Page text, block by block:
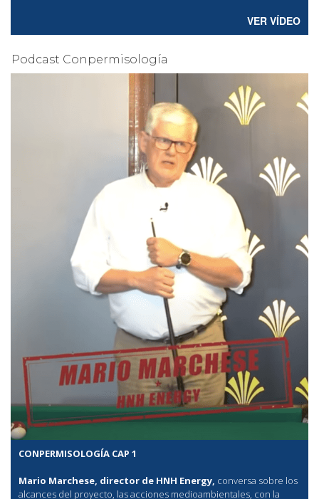
VER VÍDEO
Podcast Conpermisología
CONPERMISOLOGÍA CAP 1
Mario Marchese, director de HNH Energy, conversa sobre los
alcances del proyecto, las acciones medioambientales, con la